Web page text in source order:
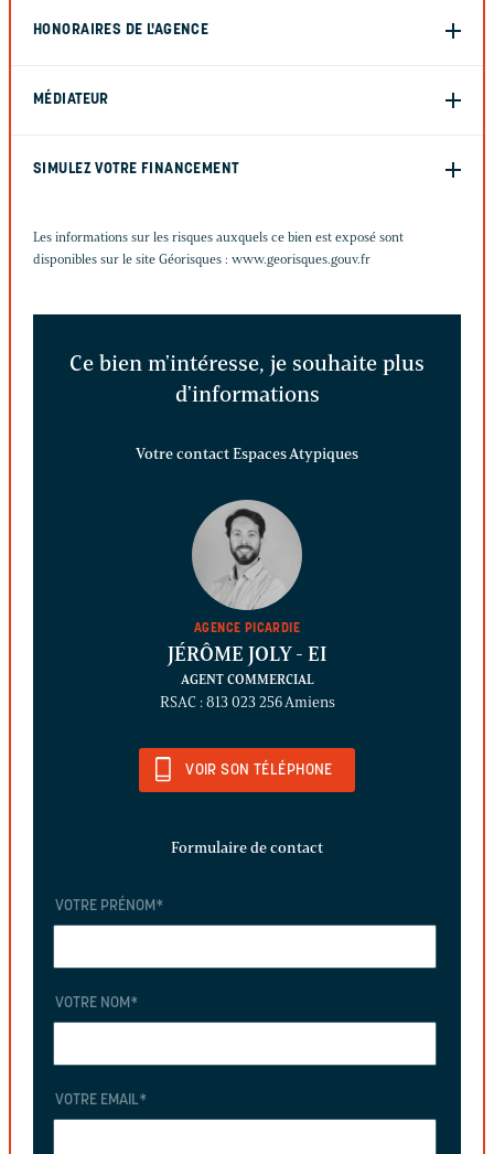
HONORAIRES DE L'AGENCE
MÉDIATEUR
SIMULEZ VOTRE FINANCEMENT
Les informations sur les risques auxquels ce bien est exposé sont
disponibles sur le site Géorisques : www.georisques.gouv.fr
Ce bien m'intéresse, je souhaite plus
d'informations
Votre contact Espaces Atypiques
AGENCE PICARDIE
JÉRÔME JOLY- EI
AGENT COMMERCIAL
RSAC : 813 023 256 Amiens
VOIR SON TÉLÉPHONE
Formulaire de contact
VOTRE PRÉNOM *
VOTRE NOM *
VOTRE EMAIL*